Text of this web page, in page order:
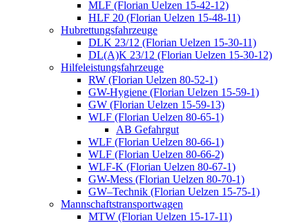
MLF (Florian Uelzen 15-42-12)
HLF 20 (Florian Uelzen 15-48-11)
Hubrettungsfahrzeuge
DLK 23/12 (Florian Uelzen 15-30-11)
DL(A)K 23/12 (Florian Uelzen 15-30-12)
Hilfeleistungsfahrzeuge
RW (Florian Uelzen 80-52-1)
GW-Hygiene (Florian Uelzen 15-59-1)
GW (Florian Uelzen 15-59-13)
WLF (Florian Uelzen 80-65-1)
AB Gefahrgut
WLF (Florian Uelzen 80-66-1)
WLF (Florian Uelzen 80-66-2)
WLF-K (Florian Uelzen 80-67-1)
GW-Mess (Florian Uelzen 80-70-1)
GW–Technik (Florian Uelzen 15-75-1)
Mannschaftstransportwagen
MTW (Florian Uelzen 15-17-11)